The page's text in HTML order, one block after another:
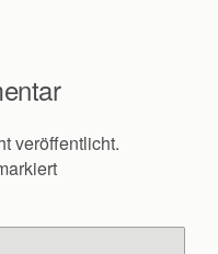
veröffentlicht.